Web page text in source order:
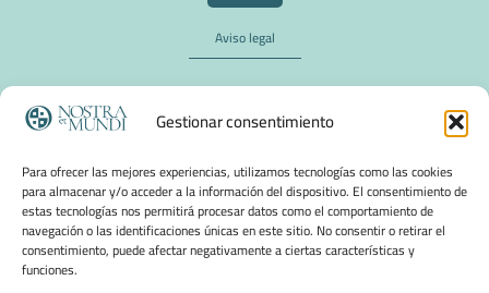
Gestionar consentimiento
Para ofrecer las mejores experiencias, utilizamos tecnologías como las cookies
para almacenar y/o acceder a la información del dispositivo. El consentimiento de
estas tecnologías nos permitirá procesar datos como el comportamiento de
navegación o las identificaciones únicas en este sitio. No consentir o retirar el
consentimiento, puede afectar negativamente a ciertas características y
funciones.
Aviso legal
Política de cookies